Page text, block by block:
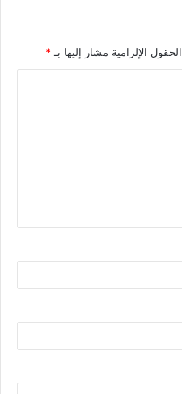
الحقول الإلزامية مشار إليها بـ *